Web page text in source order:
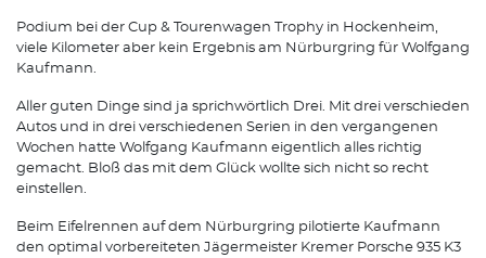
Podium bei der Cup & Tourenwagen Trophy in Hockenheim,
viele Kilometer aber kein Ergebnis am Nürburgring für Wolfgang
Kaufmann.
Aller guten Dinge sind ja sprichwörtlich Drei. Mit drei verschieden
Autos und in drei verschiedenen Serien in den vergangenen
Wochen hatte Wolfgang Kaufmann eigentlich alles richtig
gemacht. Bloß das mit dem Glück wollte sich nicht so recht
einstellen.
Beim Eifelrennen auf dem Nürburgring pilotierte Kaufmann
den optimal vorbereiteten Jägermeister Kremer Porsche 935 K3